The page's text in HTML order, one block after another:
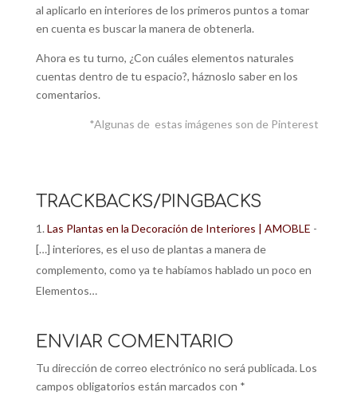
al aplicarlo en interiores de los primeros puntos a tomar
en cuenta es buscar la manera de obtenerla.
Ahora es tu turno, ¿Con cuáles elementos naturales
cuentas dentro de tu espacio?, háznoslo saber en los
comentarios.
*Algunas de estas imágenes son de Pinterest
TRACKBACKS/PINGBACKS
Las Plantas en la Decoración de Interiores | AMOBLE -
[…] interiores, es el uso de plantas a manera de
complemento, como ya te habíamos hablado un poco en
Elementos…
ENVIAR COMENTARIO
Tu dirección de correo electrónico no será publicada. Los
campos obligatorios están marcados con *